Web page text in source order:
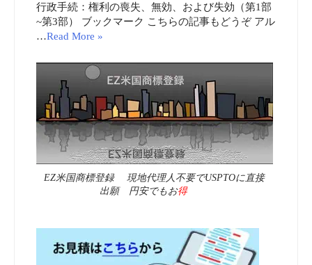
行政手続：権利の喪失、無効、および失効（第1部
~第3部） ブックマーク こちらの記事もどうぞ アル
…Read More »
EZ米国商標登録 現地代理人不要でUSPTOに直接
出願 円安でもお得